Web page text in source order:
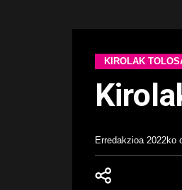
KIROLAK
Erredakzioa 2022ko